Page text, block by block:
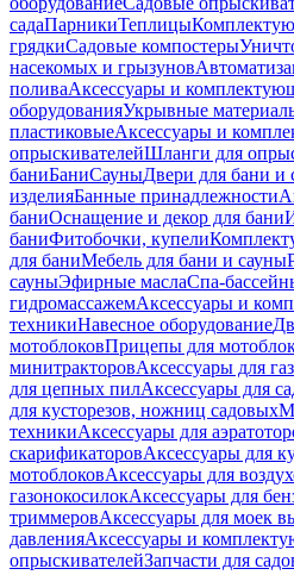
садаПарникиТеплицы
грядкиСадовые компостеры
насекомых и грызунов
поливаАксессуары и
оборудованияУкрывные
пластиковыеАксессуары и
опрыскивателейШланги для
баниБаниСауныДвери для бани и
изделияБанные принадлежности
баниОснащение и декор для бани
баниФитобочки, купели
для баниМебель для бани и сауны
сауныЭфирные маслаСпа-
гидромассажемАксессуары и
техникиНавесное оборудование
мотоблоковПрицепы для
минитракторовАксессуары для
для цепных пилАксессуары для
для кусторезов, ножниц садовых
техникиАксессуары для
скарификаторовАксессуары для
мотоблоковАксессуары для
газонокосилокАксессуары для
триммеровАксессуары для моек
давленияАксессуары и
опрыскивателейЗапчасти для